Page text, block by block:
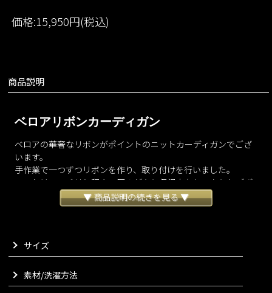
価格:15,950円(税込)
商品説明
ベロアリボンカーディガン
ベロアの華奢なリボンがポイントのニットカーディガンでござ
います。
手作業で一つずつリボンを作り、取り付けを行いました。
ニットはモッチリと程よい厚みがあり保温力もしっかりとござ
肌触りも柔らかくとても着心地のよいニットジャケットに仕上
だける便利なサイズ感となっております。
size：S/M/L color：ブラック/アイボリー/レッド
▼ 商品説明の続きを見る ▼
サイズ
素材/洗濯方法